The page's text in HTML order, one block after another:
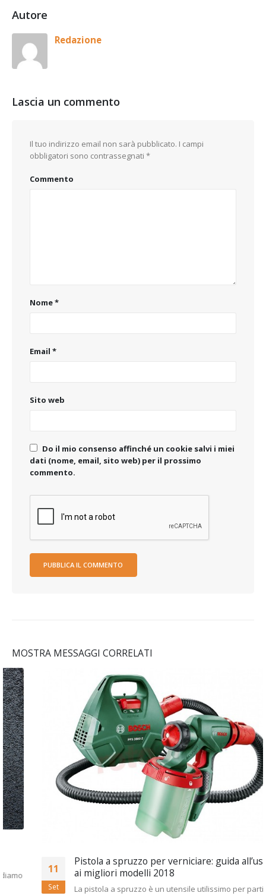
Autore
Redazione
Lascia un commento
Il tuo indirizzo email non sarà pubblicato. I campi
obbligatori sono contrassegnati *
Commento
Nome*
Email *
Sito web
Do il mio consenso affinché un cookie salvi i miei
dati (nome, email, sito web) per il prossimo
commento.
MOSTRA MESSAGGI CORRELATI
Pistola a spruzzo per verniciare: guida all’uso e
ai migliori modelli 2018
La pistola a spruzzo è un utensile utilissimo per particolari